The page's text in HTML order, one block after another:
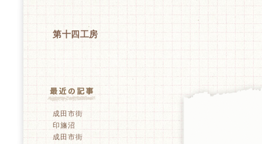
第十四工房
成田市街
印旛沼
成田市街